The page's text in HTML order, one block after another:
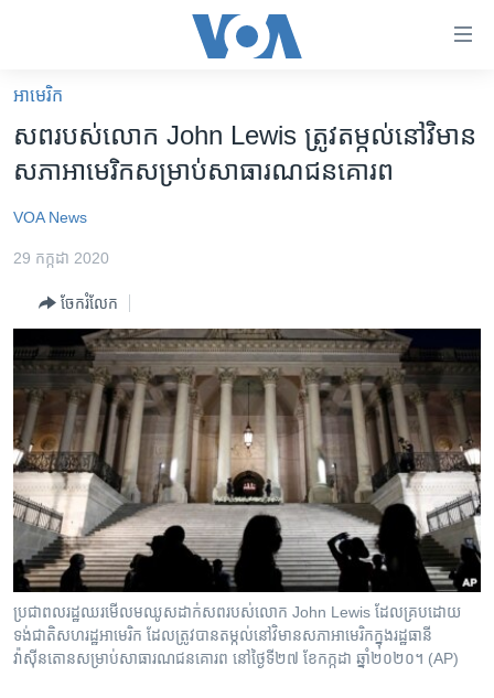
គេហទំព័រ​
ទាក់ទង
និង​
ទំព័រ​
រំលង​
និង​
ចូល​
ទៅ​
ទំព័រ​
រចនា
សម្ព័ន្ធ​
ទៅ​
កាន់​
ហេឡូវីអូអេ
កម្ពុជាច្នៃប្រតិដ្ឋ
ព្រឹត្តិការណ៍ព័ត៌មាន
ទូរទស្សន៍ / វីដេអូ​
វិទ្យុ / ផតខាសថ៍
កម្មវិធីទាំងអស់
Khmer English
បណ្តាញ​សង្គម
អាមេរិក​
សព​របស់​លោក John Lewis ត្រូវ​តម្កល់​នៅ​វិមាន​
សភា​អាមេរិក​សម្រាប់​សាធារណជន​គោរព
VOA News
29 កក្កដា 2020
ចែករំលែក
ប្រជាពលរដ្ឋ​ឈរ​មើល​មឈូស​ដាក់​សព​របស់​លោក John Lewis ដែល​គ្រប​ដោយ​
ទង់ជាតិ​សហរដ្ឋ​អាមេរិក ដែល​ត្រូវបាន​តម្កល់​នៅ​វិមាន​សភា​អាមេរិក​ក្នុង​រដ្ឋធានី​
វ៉ាស៊ីនតោន​សម្រាប់​សាធារណជន​គោរព នៅ​ថ្ងៃ​ទី២៧ ខែកក្កដា ឆ្នាំ២០២០។ (AP)